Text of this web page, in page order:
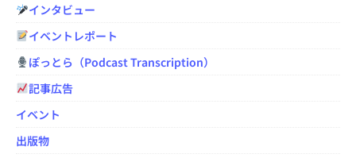
インタビュー
イベントレポート
ぽっとら（Podcast Transcription）
記事広告
イベント
出版物